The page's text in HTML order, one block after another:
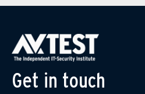
Get in touch